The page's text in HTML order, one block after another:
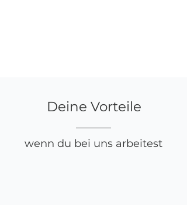
Deine Vorteile
wenn du bei uns arbeitest